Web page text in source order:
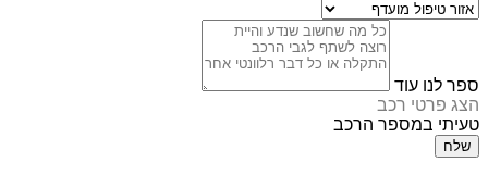
ספר לנו עוד
הצג פרטי רכב
טעיתי במספר הרכב
שלח